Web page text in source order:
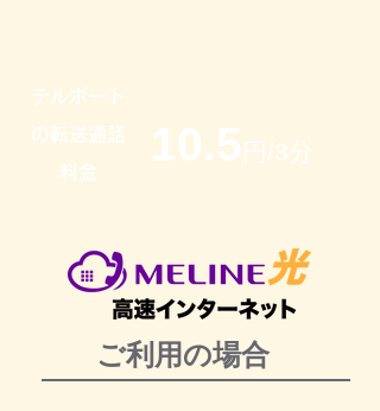
テルポート
の転送通話
料金
10.5 円/3分
ご利用の場合